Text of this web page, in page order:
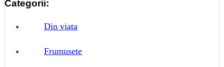
Categorii:
Din viata
Frumusete